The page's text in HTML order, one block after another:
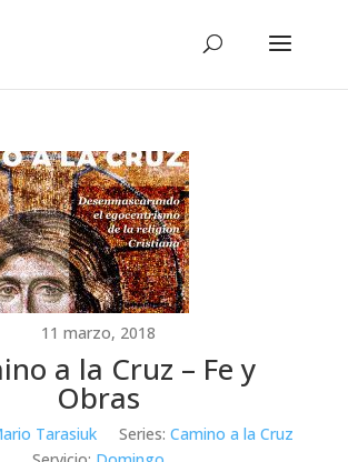
11 marzo, 2018
a la Cruz – Fe y
Obras
Tarasiuk Series: Camino a la Cruz